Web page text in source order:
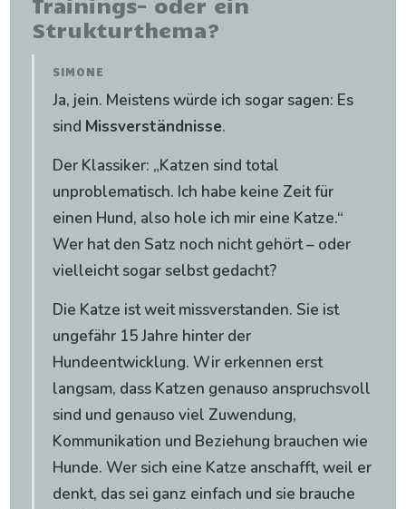
Strukturthema?
SIMONE
Ja, jein. Meistens würde ich sogar sagen: Es
sind Missverständnisse.
Der Klassiker: „Katzen sind total
unproblematisch. Ich habe keine Zeit für
einen Hund, also hole ich mir eine Katze.“
Wer hat den Satz noch nicht gehört – oder
vielleicht sogar selbst gedacht?
Die Katze ist weit missverstanden. Sie ist
ungefähr 15 Jahre hinter der
Hundeentwicklung. Wir erkennen erst
langsam, dass Katzen genauso anspruchsvoll
sind und genauso viel Zuwendung,
Kommunikation und Beziehung brauchen wie
Hunde. Wer sich eine Katze anschafft, weil er
denkt, das sei ganz einfach und sie brauche